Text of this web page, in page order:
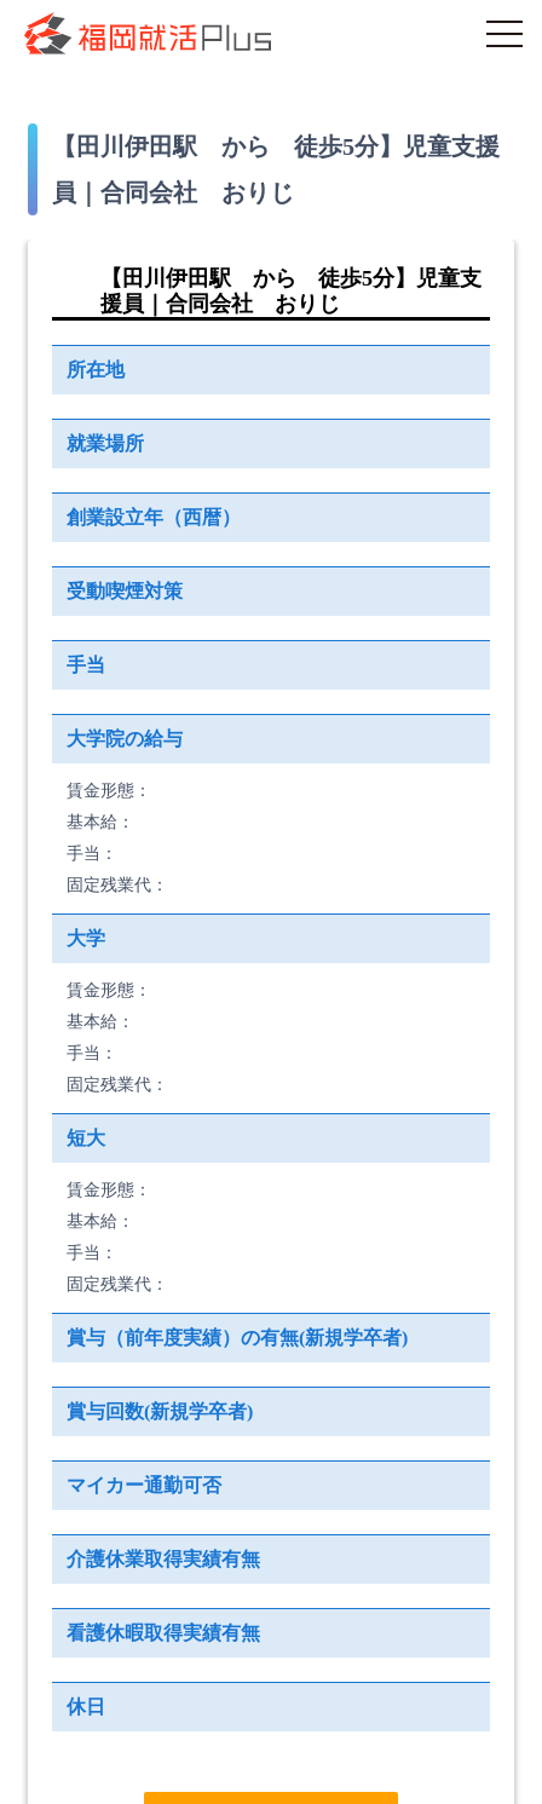
【田川伊田駅 から 徒歩5分】児童支援
員｜合同会社 おりじ
【田川伊田駅 から 徒歩5分】児童支
援員｜合同会社 おりじ
所在地
就業場所
創業設立年（西暦）
受動喫煙対策
手当
大学院の給与
賃金形態：
基本給：
手当：
固定残業代：
大学
賃金形態：
基本給：
手当：
固定残業代：
短大
賃金形態：
基本給：
手当：
固定残業代：
賞与（前年度実績）の有無(新規学卒者)
賞与回数(新規学卒者)
マイカー通勤可否
介護休業取得実績有無
看護休暇取得実績有無
休日